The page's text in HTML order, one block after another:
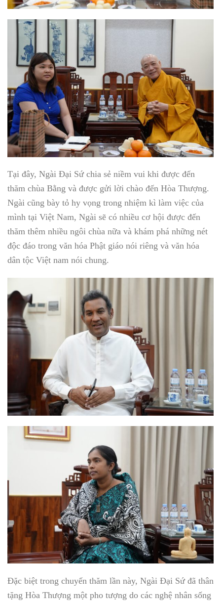
Tại đây, Ngài Đại Sứ chia sẻ niềm vui khi được đến
thăm chùa Bằng và được gửi lời chào đến Hòa Thượng.
Ngài cũng bày tỏ hy vọng trong nhiệm kì làm việc của
mình tại Việt Nam, Ngài sẽ có nhiều cơ hội được đến
thăm thêm nhiều ngôi chùa nữa và khám phá những nét
độc đáo trong văn hóa Phật giáo nói riêng và văn hóa
dân tộc Việt nam nói chung.
Đặc biệt trong chuyến thăm lần này, Ngài Đại Sứ đã thân
tặng Hòa Thượng một pho tượng do các nghệ nhân sống